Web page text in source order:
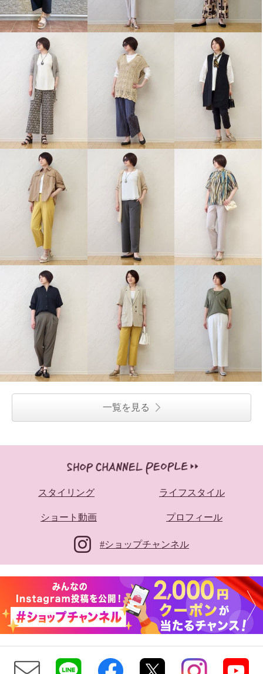
上質ごこち アルディナ はくだけ
で脚長美人見え 極上ドレープパ
セピアグレー Ｌ
上質ごこち アルディナ はくだけ
で脚長美人見え 極上ドレープパ
ブラック Ｌ
一覧を見る
スタイリング ライフスタイル
ショート動画 プロフィール
#ショップチャンネル